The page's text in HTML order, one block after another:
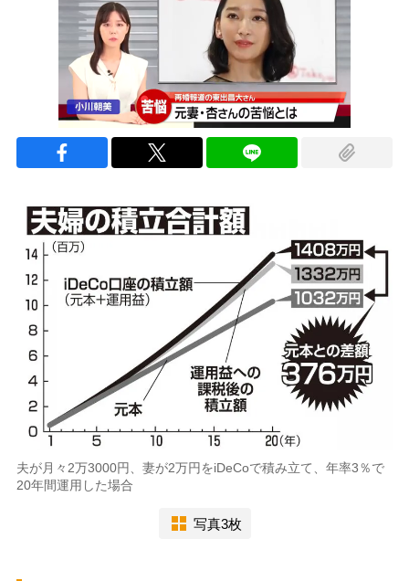
夫が月々2万3000円、妻が2万円をiDeCoで積み立て、年率3％で
20年間運用した場合
写真3枚